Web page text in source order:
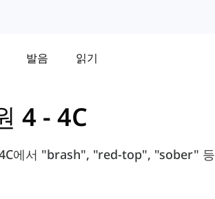
발음 읽기
4 - 4C
에서 "brash", "red-top", "sober" 등